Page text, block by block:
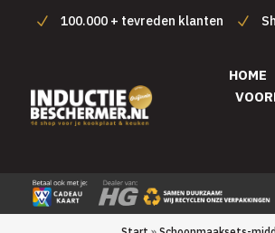
100.000 + tevreden klanten
HOME